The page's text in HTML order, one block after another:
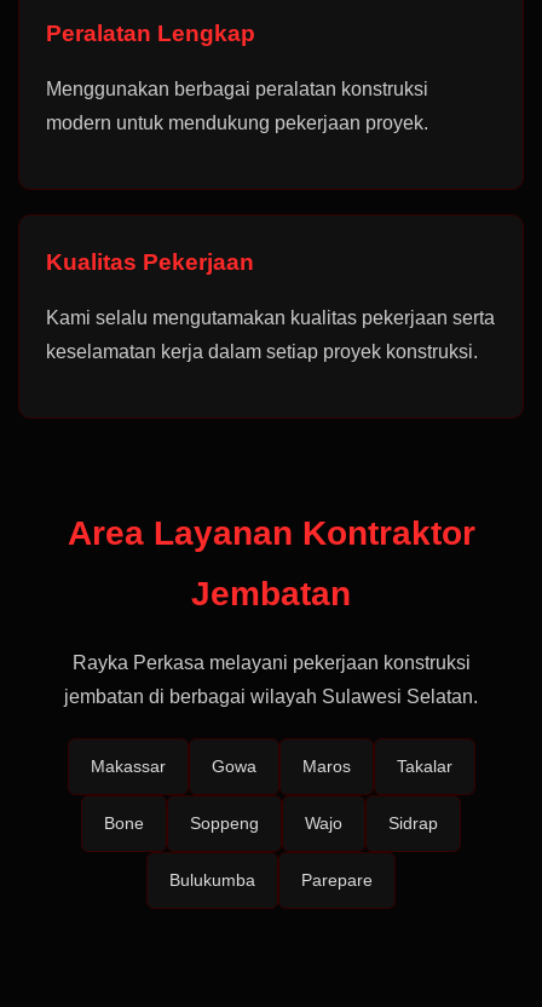
Peralatan Lengkap
Menggunakan berbagai peralatan konstruksi
modern untuk mendukung pekerjaan proyek.
Kualitas Pekerjaan
Kami selalu mengutamakan kualitas pekerjaan serta
keselamatan kerja dalam setiap proyek konstruksi.
Area Layanan Kontraktor
Jembatan
Rayka Perkasa melayani pekerjaan konstruksi
jembatan di berbagai wilayah Sulawesi Selatan.
Makassar Gowa Maros Takalar
Bone Soppeng Wajo Sidrap
Bulukumba Parepare